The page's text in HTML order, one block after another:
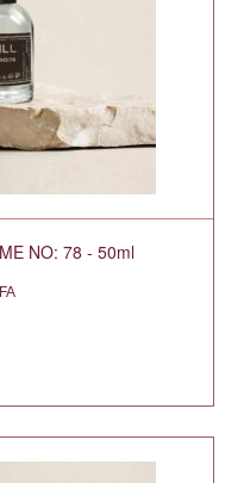
NO: 78 - 50ml